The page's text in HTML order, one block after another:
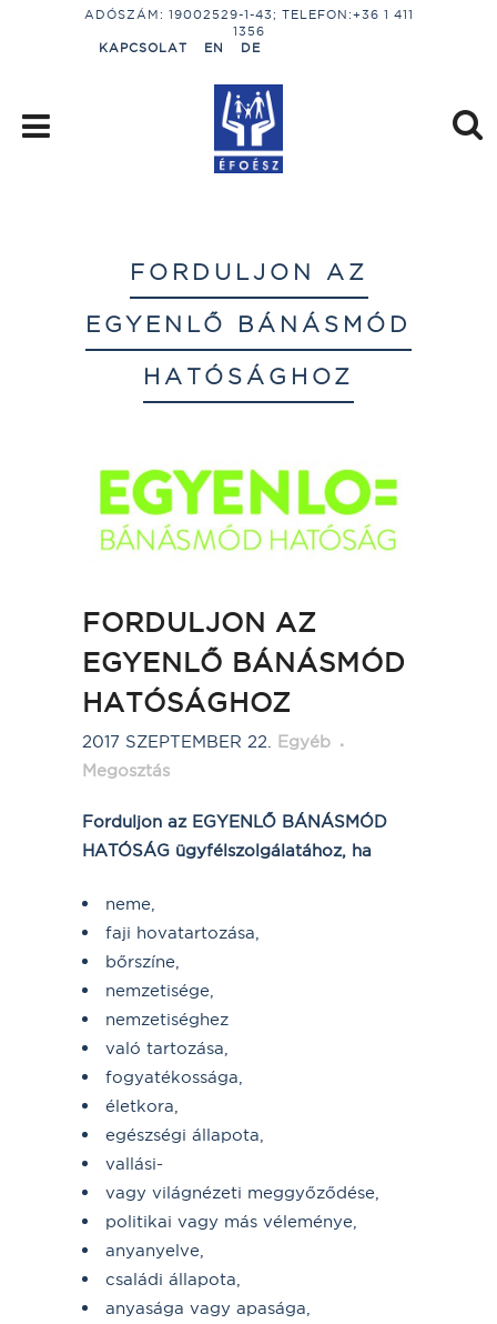
ADÓSZÁM: 19002529-1-43; TELEFON:+36 1 411
1356
KAPCSOLAT
EN DE
FORDULJON AZ
EGYENLŐ BÁNÁSMÓD
HATÓSÁGHOZ
FORDULJON AZ
EGYENLŐ BÁNÁSMÓD
HATÓSÁGHOZ
2017 SZEPTEMBER 22. Egyéb
Megosztás
Forduljon az EGYENLŐ BÁNÁSMÓD
HATÓSÁG ügyfélszolgálatához, ha
neme,
faji hovatartozása,
bőrszíne,
nemzetisége,
nemzetiséghez
való tartozása,
fogyatékossága,
életkora,
egészségi állapota,
vallási-
vagy világnézeti meggyőződése,
politikai vagy más véleménye,
anyanyelve,
családi állapota,
anyasága vagy apasága,